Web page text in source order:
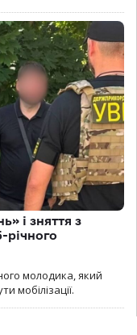
і зняття з
річного
молодика, який
мобілізації.